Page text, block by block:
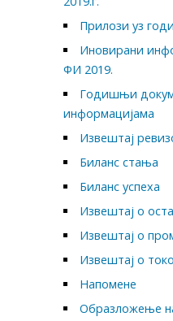
Прилози уз
Иновирани
ФИ 2019.
Годишњи
информацијама
Извештај
Биланс стања
Биланс успеха
Извештај о
Извештај о
Извештај о
Напомене
Образложење